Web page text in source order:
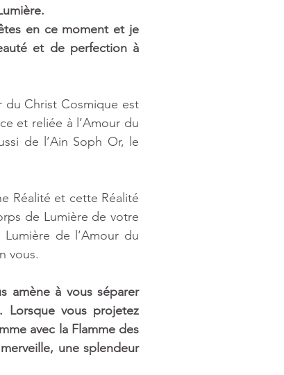
en ce moment et je
et de perfection à
du Christ Cosmique est
et reliée à l’Amour du
de l’Ain Soph Or, le
Réalité et cette Réalité
de Lumière de votre
de l’Amour du
vous.
amène à vous séparer
Lorsque vous projetez
avec la Flamme des
une splendeur